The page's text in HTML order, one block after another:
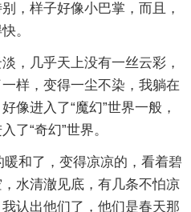
，样子好像小巴掌，而且，
。
，几乎天上没有一丝云彩，
样，变得一尘不染，我躺在
像进入了“魔幻”世界一般，
了“奇幻”世界。
和了，变得凉凉的，看着碧
水清澈见底，有几条不怕凉
认出他们了，他们是春天那